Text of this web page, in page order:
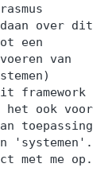
over dit
een
van
framework
het ook voor
toepassing
'systemen'.
met me op.